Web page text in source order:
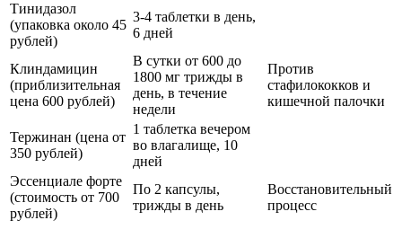
Тинидазол
(упаковка около 45
рублей)
3-4 таблетки в день,
6 дней
Клиндамицин
(приблизительная
цена 600 рублей)
В сутки от 600 до
1800 мг трижды в
день, в течение
недели
Против
стафилококков и
кишечной палочки
Тержинан (цена от
350 рублей)
1 таблетка вечером
во влагалище, 10
дней
Эссенциале форте
(стоимость от 700
рублей)
По 2 капсулы,
трижды в день
Восстановительный
процесс